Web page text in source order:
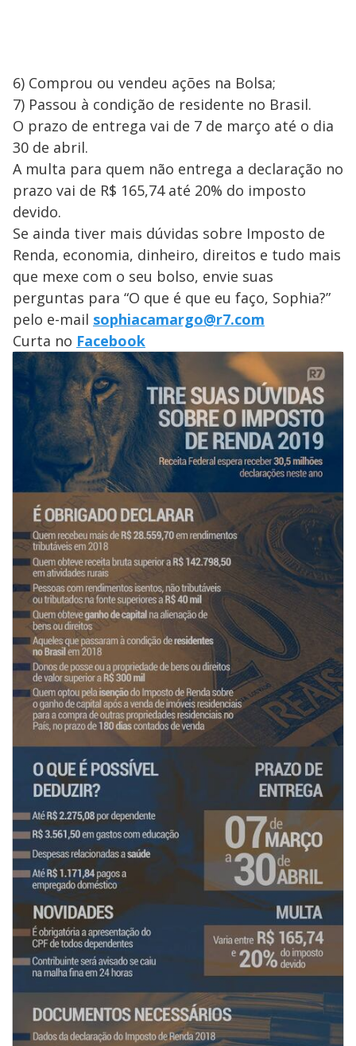
6) Comprou ou vendeu ações na Bolsa;
7) Passou à condição de residente no Brasil.
O prazo de entrega vai de 7 de março até o dia
30 de abril.
A multa para quem não entrega a declaração no
prazo vai de R$ 165,74 até 20% do imposto
devido.
Se ainda tiver mais dúvidas sobre Imposto de
Renda, economia, dinheiro, direitos e tudo mais
que mexe com o seu bolso, envie suas
perguntas para “O que é que eu faço, Sophia?”
pelo e-mail sophiacamargo@r7.com
Curta no Facebook